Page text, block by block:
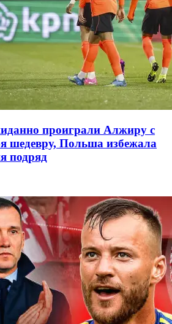
проиграли Алжиру с
шедевру, Польша избежала
подряд